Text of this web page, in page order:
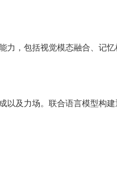
力，包括视觉模态融合、记
以及力场。联合语言模型构